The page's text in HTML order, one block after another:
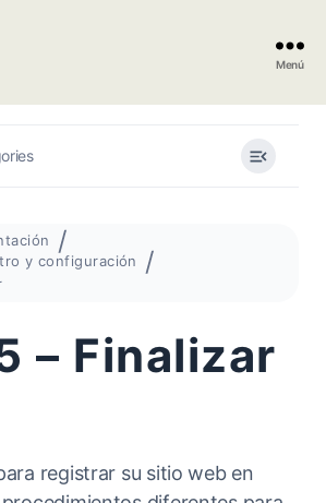
Menú
y configuración
– Finalizar
registrar su sitio web en